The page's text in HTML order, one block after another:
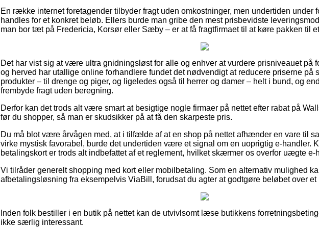
En række internet foretagender tilbyder fragt uden omkostninger, men undertiden under
handles for et konkret beløb. Ellers burde man gribe den mest prisbevidste
man bor tæt på Fredericia, Korsør eller Sæby – er at få fragtfirmaet til at køre pakken til
Det har vist sig at være ultra gnidningsløst for alle og enhver at vurdere prisniveauet på
og herved har utallige online forhandlere fundet det nødvendigt at reducere priserne på
produkter – til drenge og piger, og ligeledes også til herrer og damer – helt i bund, og
frembyde fragt uden beregning.
Derfor kan det trods alt være smart at besigtige nogle firmaer på nettet efter rabat på
før du shopper, så man er skudsikker på at få den skarpeste pris.
Du må blot være årvågen med, at i tilfælde af at en shop på nettet afhænder en vare til
virke mystisk favorabel, burde det undertiden være et signal om en uoprigtig e-handler.
betalingskort er trods alt indbefattet af et reglement, hvilket skærmer os overfor uægte e-
Vi tilråder generelt shopping med kort eller mobilbetaling. Som en alternativ mulighed
afbetalingsløsning fra eksempelvis ViaBill, forudsat du agter at godtgøre beløbet over
Inden folk bestiller i en butik på nettet kan de utvivlsomt læse butikkens
ikke særlig interessant.